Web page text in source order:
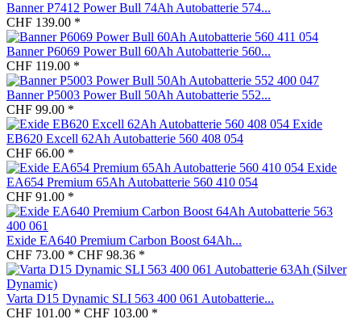
Banner P7412 Power Bull 74Ah Autobatterie 574...
CHF 139.00 *
Banner P6069 Power Bull 60Ah Autobatterie 560...
CHF 119.00 *
Banner P5003 Power Bull 50Ah Autobatterie 552...
CHF 99.00 *
Exide
EB620 Excell 62Ah Autobatterie 560 408 054
CHF 66.00 *
Exide
EA654 Premium 65Ah Autobatterie 560 410 054
CHF 91.00 *
Exide EA640 Premium Carbon Boost 64Ah...
CHF 73.00 * CHF 98.36 *
Varta D15 Dynamic SLI 563 400 061 Autobatterie...
CHF 101.00 * CHF 103.00 *